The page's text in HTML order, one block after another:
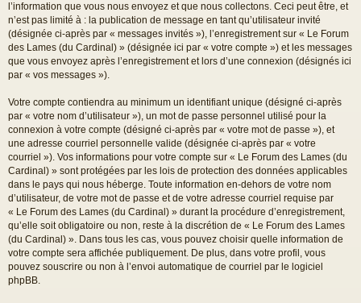
l’information que vous nous envoyez et que nous collectons. Ceci peut être, et
n’est pas limité à : la publication de message en tant qu’utilisateur invité
(désignée ci-après par « messages invités »), l’enregistrement sur « Le Forum
des Lames (du Cardinal) » (désignée ici par « votre compte ») et les messages
que vous envoyez après l’enregistrement et lors d’une connexion (désignés ici
par « vos messages »).
Votre compte contiendra au minimum un identifiant unique (désigné ci-après
par « votre nom d’utilisateur »), un mot de passe personnel utilisé pour la
connexion à votre compte (désigné ci-après par « votre mot de passe »), et
une adresse courriel personnelle valide (désignée ci-après par « votre
courriel »). Vos informations pour votre compte sur « Le Forum des Lames (du
Cardinal) » sont protégées par les lois de protection des données applicables
dans le pays qui nous héberge. Toute information en-dehors de votre nom
d’utilisateur, de votre mot de passe et de votre adresse courriel requise par
« Le Forum des Lames (du Cardinal) » durant la procédure d’enregistrement,
qu’elle soit obligatoire ou non, reste à la discrétion de « Le Forum des Lames
(du Cardinal) ». Dans tous les cas, vous pouvez choisir quelle information de
votre compte sera affichée publiquement. De plus, dans votre profil, vous
pouvez souscrire ou non à l’envoi automatique de courriel par le logiciel
phpBB.